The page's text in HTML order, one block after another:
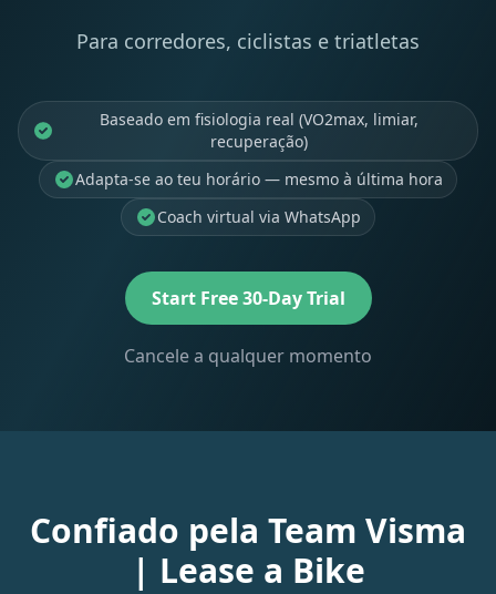
Para corredores, ciclistas e triatletas
Baseado em fisiologia real (VO2max, limiar,
recuperação)
Adapta-se ao teu horário — mesmo à última hora
Coach virtual via WhatsApp
Start Free 30-Day Trial
Cancele a qualquer momento
Confiado pela Team Visma
| Lease a Bike